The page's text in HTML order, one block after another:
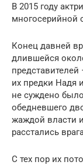
В 2015 году
многосерийной
Конец давней
длившейся
их предки Надя
не суждено
обедневшего
жаждой власти
расстались
С тех пор их